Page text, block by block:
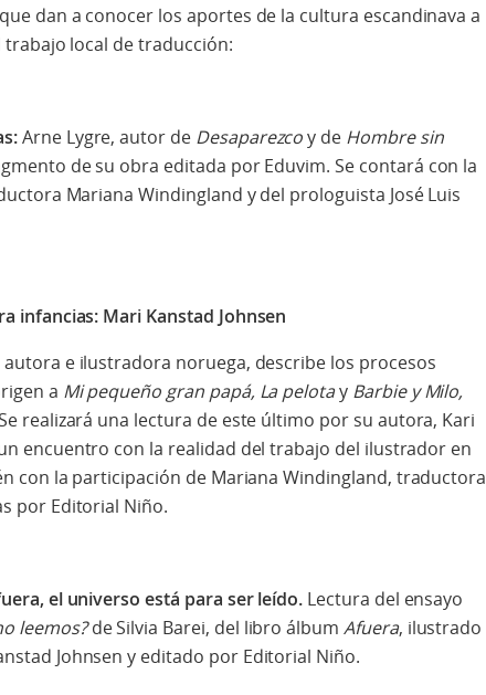
dan a conocer los aportes de la cultura escandinava a
local de traducción:
Arne Lygre, autor de Desaparezcoy de Hombre sin
de su obra editada por Eduvim. Se contará con la
Mariana Windingland y del prologuista José Luis
infancias: Mari Kanstad Johnsen
autora e ilustradora noruega, describe los procesos
a Mi pequeño gran papá, La pelotayBarbie y Milo,
realizará una lectura de este último por su autora, Kari
encuentro con la realidad del trabajo del ilustrador en
con la participación de Mariana Windingland, traductora
por Editorial Niño.
el universo está para ser leído. Lectura del ensayo
leemos?de Silvia Barei, del libro álbum Afuera, ilustrado
Johnsen y editado por Editorial Niño.